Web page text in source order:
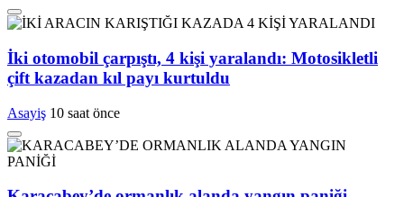
İki otomobil çarpıştı, 4 kişi yaralandı: Motosikletli
çift kazadan kıl payı kurtuldu
Asayiş 10 saat önce